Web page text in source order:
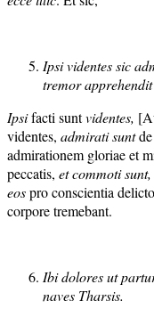
Ipsi videntes sic
tremor apprehendit
Ipsifacti suntvidentes,
videntes, admirati suntde
admirationem gloriae et
peccatis, etcommotisunt,
eospro conscientia
corpore tremebant.
Ibi dolores ut
naves Tharsis.